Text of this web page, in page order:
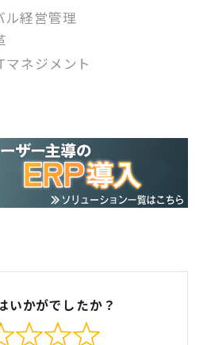
ル経営管理
ネジメント
いかがでしたか？